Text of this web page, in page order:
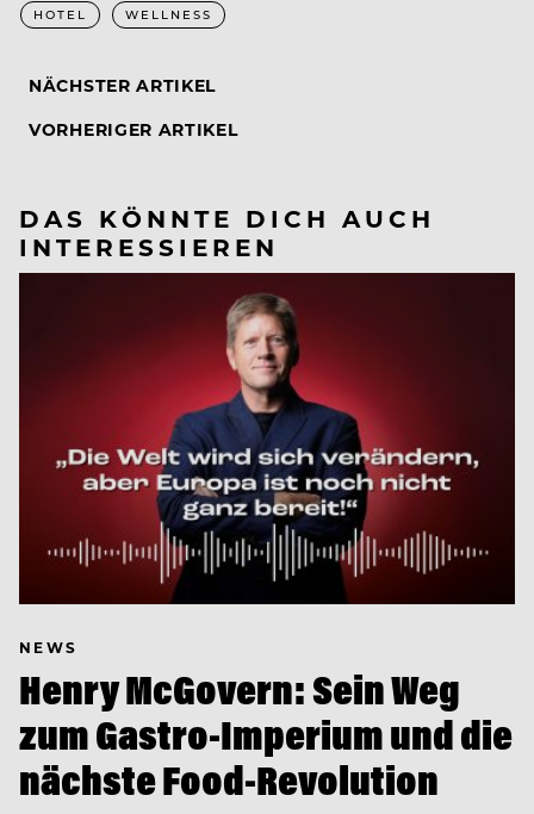
HOTEL WELLNESS
NÄCHSTER ARTIKEL
VORHERIGER ARTIKEL
DAS KÖNNTE DICH AUCH
INTERESSIEREN
NEWS
Henry McGovern: Sein Weg
zum Gastro-Imperium und die
nächste Food-Revolution